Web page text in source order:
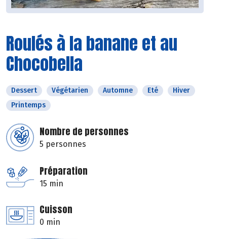
Roulés à la banane et au
Chocobella
Dessert Végétarien Automne Eté
Hiver
Printemps
Nombre de personnes
5 personnes
Préparation
15 min
Cuisson
0 min